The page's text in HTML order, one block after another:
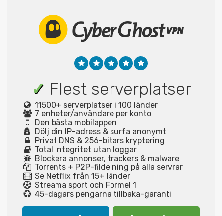
✓ Flest serverplatser
11500+ serverplatser i 100 länder
7 enheter/användare per konto
Den bästa mobilappen
Dölj din IP-adress & surfa anonymt
Privat DNS & 256-bitars kryptering
Total integritet utan loggar
Blockera annonser, trackers & malware
Torrents + P2P-fildelning på alla servrar
Se Netflix från 15+ länder
Streama sport och Formel 1
45-dagars pengarna tillbaka-garanti